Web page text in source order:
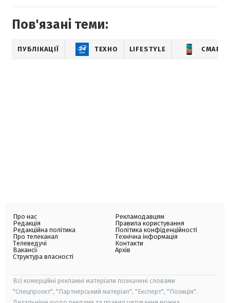
Пов'язані теми:
ПУБЛІКАЦІЇ ТЕХНО LIFESTYLE
Про нас
Редакція
Редакційна політика
Про телеканал
Телеведучі
Вакансії
Структура власності
Рекламодавцям
Правила користування
Політика конфіденційності
Технічна інформація
Контакти
Архів
Всі комерційні рекламні матеріали позначені словами
"Спецпроєкт", "Партнерський матеріал", "Експерт", "Позиція".